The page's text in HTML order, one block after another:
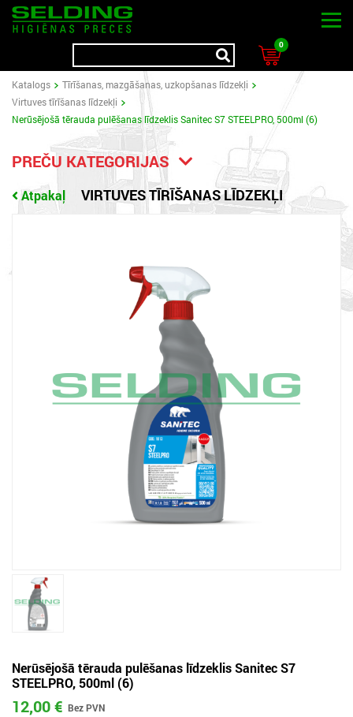
0
Katalogs
Tīrīšanas, mazgāšanas, uzkopšanas līdzekļi
Virtuves tīrīšanas līdzekļi
Nerūsējošā tērauda pulēšanas līdzeklis Sanitec S7 STEELPRO, 500ml (6)
PREČU KATEGORIJAS
Atpakaļ VIRTUVES TĪRĪŠANAS LĪDZEKĻI
Nerūsējošā tērauda pulēšanas līdzeklis Sanitec S7
STEELPRO, 500ml (6)
12,00 €